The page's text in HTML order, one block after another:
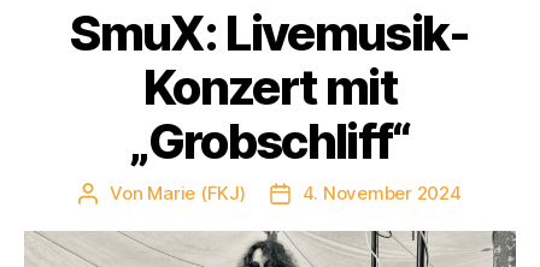
Herzogtum
LauenburgSmuX: Livemusik-
Konzert mit
„Grobschliff“
Beitragsautor
Von Marie (FKJ) Veröffentlichungsdatum
4. November 2024